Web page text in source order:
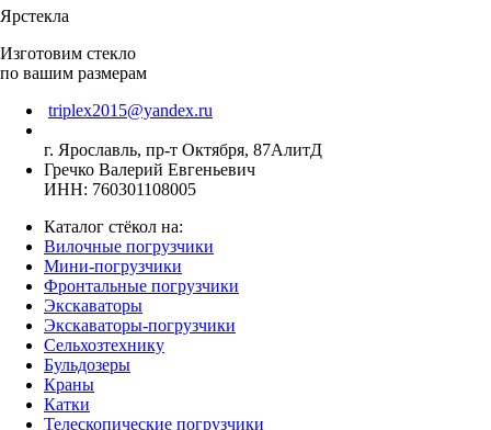
Ярстекла
Изготовим стекло
по вашим размерам
triplex2015@yandex.ru
г. Ярославль, пр-т Октября, 87АлитД
Гречко Валерий Евгеньевич
ИНН: 760301108005
Каталог стёкол на:
Вилочные погрузчики
Мини-погрузчики
Фронтальные погрузчики
Экскаваторы
Экскаваторы-погрузчики
Сельхозтехнику
Бульдозеры
Краны
Катки
Телескопические погрузчики